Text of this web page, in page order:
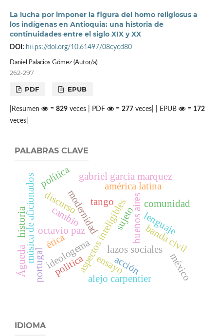
La lucha por imponer la figura del homo religiosus a
los indígenas en Antioquia: una historia de
continuidades entre el siglo XIX y XX
DOI: https://doi.org/10.61497/08cycd80
Daniel Palacios Gómez (Autor/a)
262-297
PDF EPUB
|Resumen = 829veces | PDF = 277veces| | EPUB = 172
veces|
PALABRAS CLAVE
tango
aspectos inteligiblesbuenos aires
lazos sociales
modernidad sujeto lenguaje
discurso
américa latina
ideologemaensayo
alejo carpentier
octavio paz
gabriel garcia marquez
banda civil
música de aficionados
Águedaportugal méxico
historia
comunidad
politica acción
cambio
ética
política
IDIOMA